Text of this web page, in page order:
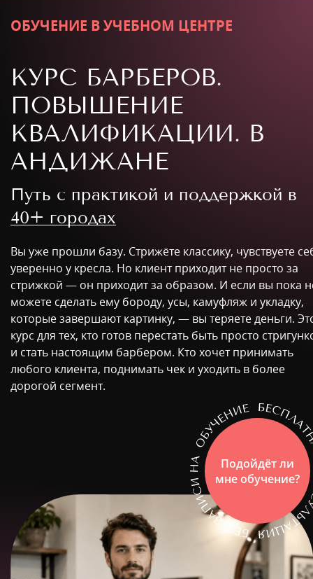
ОБУЧЕНИЕ В УЧЕБНОМ ЦЕНТРЕ
КУРС БАРБЕРОВ.
ПОВЫШЕНИЕ
КВАЛИФИКАЦИИ. В
АНДИЖАНЕ
Путь с практикой и поддержкой в
40+ городах
Вы уже прошли базу. Стрижёте классику, чувствуете
уверенно у кресла. Но клиент приходит не просто за
стрижкой — он приходит за образом. И если вы пока
можете сделать ему бороду, усы, камуфляж и укладку,
которые завершают картинку, — вы теряете деньги.
курс для тех, кто готов перестать быть просто
и стать настоящим барбером. Кто хочет принимать
любого клиента, поднимать чек и уходить в более
дорогой сегмент.
Подойдёт ли
мне обучение?